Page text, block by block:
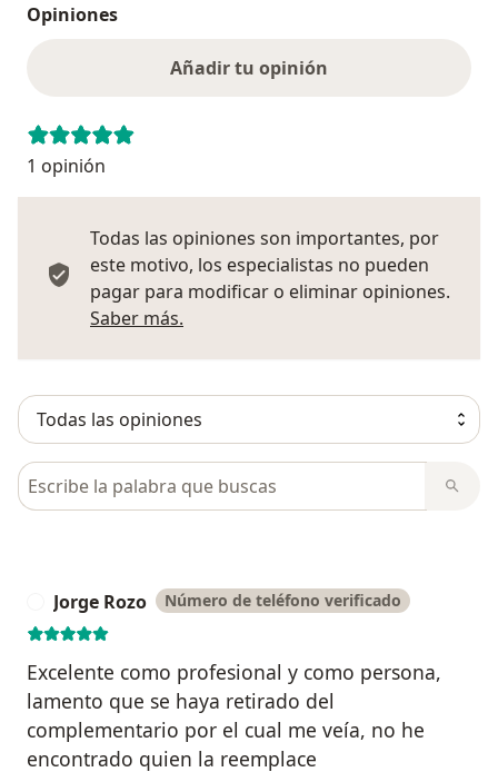
Opiniones
Añadir tu opinión
1 opinión
Todas las opiniones son importantes, por
este motivo, los especialistas no pueden
pagar para modificar o eliminar opiniones.
Saber más.
Busca en opiniones
Jorge Rozo Número de teléfono verificado
Excelente como profesional y como persona,
lamento que se haya retirado del
complementario por el cual me veía, no he
encontrado quien la reemplace